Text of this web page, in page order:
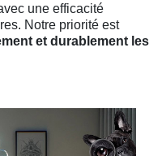
une efficacité
Notre priorité est
et durablement les